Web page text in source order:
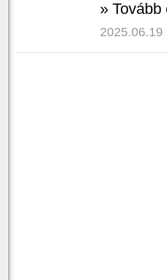
» Tovább
2025.06.19